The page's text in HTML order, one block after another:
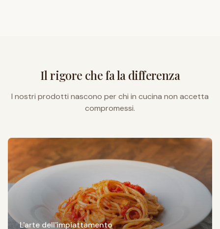
Il rigore che fa la differenza
I nostri prodotti nascono per chi in cucina non accetta
compromessi.
L'arte dell'impiattamento